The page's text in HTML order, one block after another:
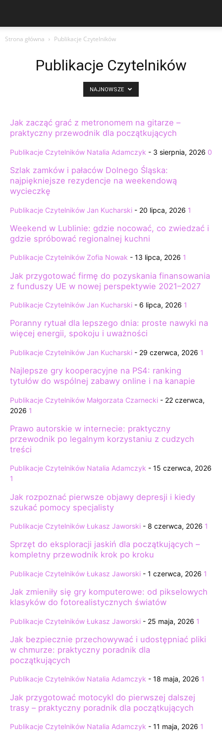
Strona główna Publikacje Czytelników
Publikacje Czytelników
NAJNOWSZE
Jak zacząć grać z metronomem na gitarze –
praktyczny przewodnik dla początkujących
Publikacje Czytelników Natalia Adamczyk - 3 sierpnia, 2026 0
Szlak zamków i pałaców Dolnego Śląska:
najpiękniejsze rezydencje na weekendową
wycieczkę
Publikacje Czytelników Jan Kucharski - 20 lipca, 2026 1
Weekend w Lublinie: gdzie nocować, co zwiedzać i
gdzie spróbować regionalnej kuchni
Publikacje Czytelników Zofia Nowak - 13 lipca, 2026 1
Jak przygotować firmę do pozyskania finansowania
z funduszy UE w nowej perspektywie 2021–2027
Publikacje Czytelników Jan Kucharski - 6 lipca, 2026 1
Poranny rytuał dla lepszego dnia: proste nawyki na
więcej energii, spokoju i uważności
Publikacje Czytelników Jan Kucharski - 29 czerwca, 2026 1
Najlepsze gry kooperacyjne na PS4: ranking
tytułów do wspólnej zabawy online i na kanapie
Publikacje Czytelników Małgorzata Czarnecki - 22 czerwca,
2026 1
Prawo autorskie w internecie: praktyczny
przewodnik po legalnym korzystaniu z cudzych
treści
Publikacje Czytelników Natalia Adamczyk - 15 czerwca, 2026
1
Jak rozpoznać pierwsze objawy depresji i kiedy
szukać pomocy specjalisty
Publikacje Czytelników Łukasz Jaworski - 8 czerwca, 2026 1
Sprzęt do eksploracji jaskiń dla początkujących –
kompletny przewodnik krok po kroku
Publikacje Czytelników Łukasz Jaworski - 1 czerwca, 2026 1
Jak zmieniły się gry komputerowe: od pikselowych
klasyków do fotorealistycznych światów
Publikacje Czytelników Łukasz Jaworski - 25 maja, 2026 1
Jak bezpiecznie przechowywać i udostępniać pliki
w chmurze: praktyczny poradnik dla
początkujących
Publikacje Czytelników Natalia Adamczyk - 18 maja, 2026 1
Jak przygotować motocykl do pierwszej dalszej
trasy – praktyczny poradnik dla początkujących
Publikacje Czytelników Natalia Adamczyk - 11 maja, 2026 1